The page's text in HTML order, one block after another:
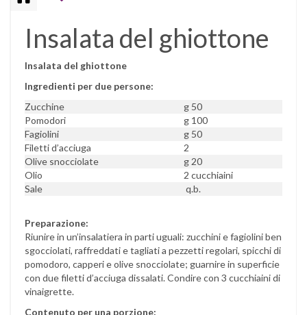
Insalata del ghiottone
Insalata del ghiottone
Ingredienti per due persone:
Zucchine
g 50
Pomodori
g 100
Fagiolini
g 50
Filetti d’acciuga
2
Olive snocciolate
g 20
Olio
2 cucchiaini
Sale
q.b.
Preparazione:
Riunire in un’insalatiera in parti uguali: zucchini e fagiolini ben
sgocciolati, raffreddati e tagliati a pezzetti regolari, spicchi di
pomodoro, capperi e olive snocciolate; guarnire in superficie
con due filetti d’acciuga dissalati. Condire con 3 cucchiaini di
vinaigrette.
Contenuto per una porzione: